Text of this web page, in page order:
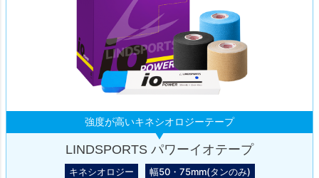
強度が高いキネシオロジーテープ
LINDSPORTS パワーイオテープ
キネシオロジー 幅50・75mm(タンのみ)